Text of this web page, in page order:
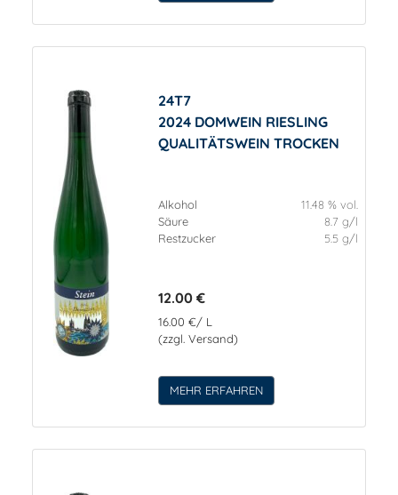
24T7
2024 DOMWEIN RIESLING
QUALITÄTSWEIN TROCKEN
Alkohol
11.48 % vol.
Säure
8.7 g/l
Restzucker
5.5 g/l
12.00 €
16.00 €/ L
(zzgl. Versand)
MEHR ERFAHREN